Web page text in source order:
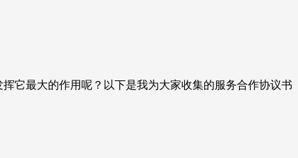
它最大的作用呢？以下是我为大家收集的服务合作协议书